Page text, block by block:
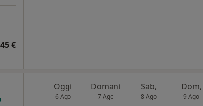
45 €
Oggi
6 Ago
Domani
7 Ago
Sab,
8 Ago
Dom,
9 Ago